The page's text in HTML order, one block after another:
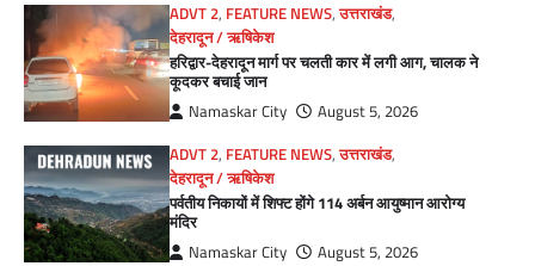
ADVT 2, FEATURE NEWS,उत्तराखंड,
देहरादून / ऋषिकेश
हरिद्वार-देहरादून मार्ग पर चलती कार में लगी आग, चालक ने
कूदकर बचाई जान
Namaskar City
August 5, 2026
ADVT 2, FEATURE NEWS,उत्तराखंड,
देहरादून / ऋषिकेश
पर्वतीय निकायों में शिफ्ट होंगे 114 अर्बन आयुष्मान आरोग्य
मंदिर
Namaskar City
August 5, 2026